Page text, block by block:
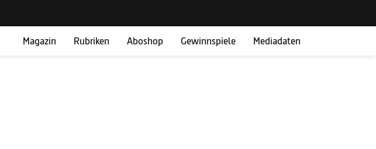
Magazin Rubriken Aboshop Gewinnspiele Mediadaten